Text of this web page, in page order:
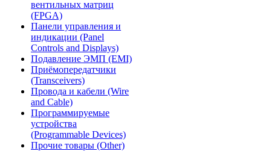
вентильных матриц
(FPGA)
Панели управления и
индикации (Panel
Controls and Displays)
Подавление ЭМП (EMI)
Приёмопередатчики
(Transceivers)
Провода и кабели (Wire
and Cable)
Программируемые
устройства
(Programmable Devices)
Прочие товары (Other)